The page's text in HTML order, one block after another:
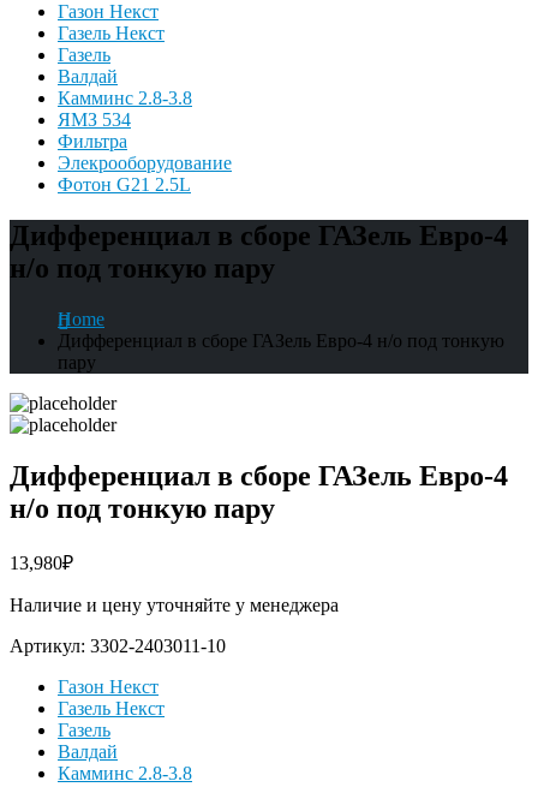
Газон Некст
Газель Некст
Газель
Валдай
Камминс 2.8-3.8
ЯМЗ 534
Фильтра
Элекрооборудование
Фотон G21 2.5L
Дифференциал в сборе ГАЗель Евро-4
н/о под тонкую пару
Home
Дифференциал в сборе ГАЗель Евро-4 н/о под тонкую
пару
Дифференциал в сборе ГАЗель Евро-4
н/о под тонкую пару
13,980₽
Наличие и цену уточняйте у менеджера
Артикул: 3302-2403011-10
Газон Некст
Газель Некст
Газель
Валдай
Камминс 2.8-3.8